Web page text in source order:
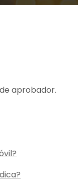
aprobador.